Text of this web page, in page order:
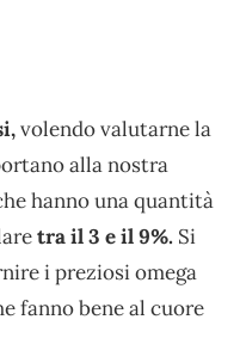
volendo valutarne la
alla nostra
hanno una quantità
tra il 3 e il 9%. Si
i preziosi omega
fanno bene al cuore